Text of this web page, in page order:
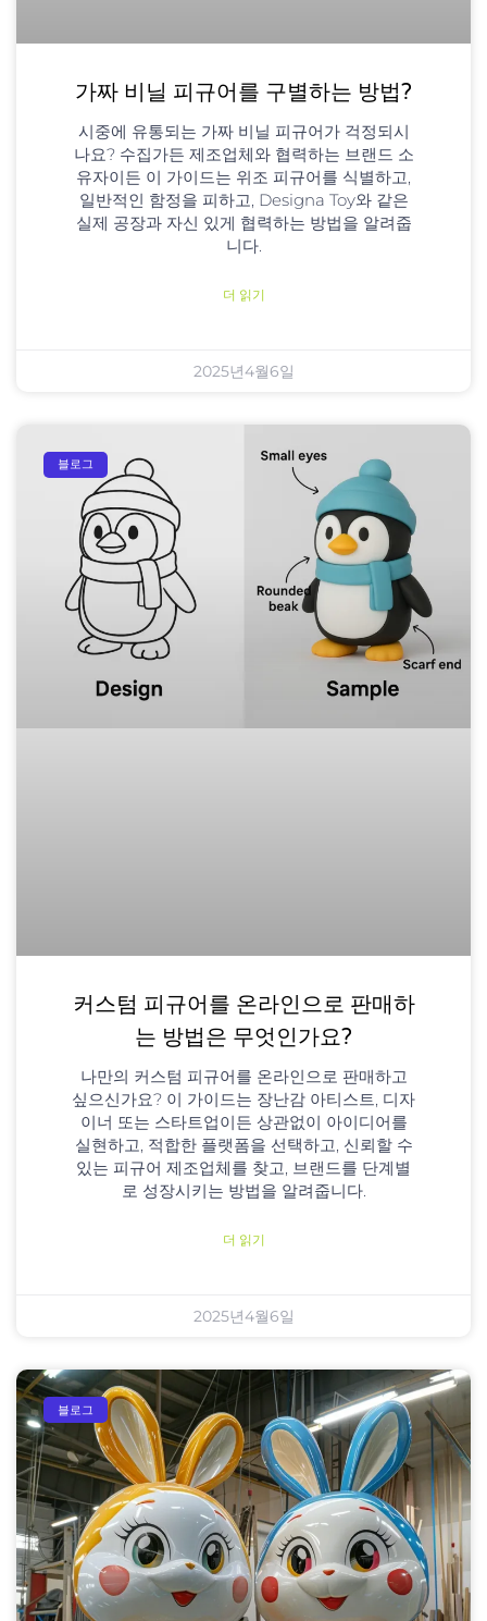
가짜 비닐 피규어를 구별하는 방법?
시중에 유통되는 가짜 비닐 피규어가 걱정되시
나요? 수집가든 제조업체와 협력하는 브랜드 소
유자이든 이 가이드는 위조 피규어를 식별하고,
일반적인 함정을 피하고, Designa Toy와 같은
실제 공장과 자신 있게 협력하는 방법을 알려줍
니다.
더 읽기
2025년4월6일
블로그
커스텀 피규어를 온라인으로 판매하
는 방법은 무엇인가요?
나만의 커스텀 피규어를 온라인으로 판매하고
싶으신가요? 이 가이드는 장난감 아티스트, 디자
이너 또는 스타트업이든 상관없이 아이디어를
실현하고, 적합한 플랫폼을 선택하고, 신뢰할 수
있는 피규어 제조업체를 찾고, 브랜드를 단계별
로 성장시키는 방법을 알려줍니다.
더 읽기
2025년4월6일
블로그